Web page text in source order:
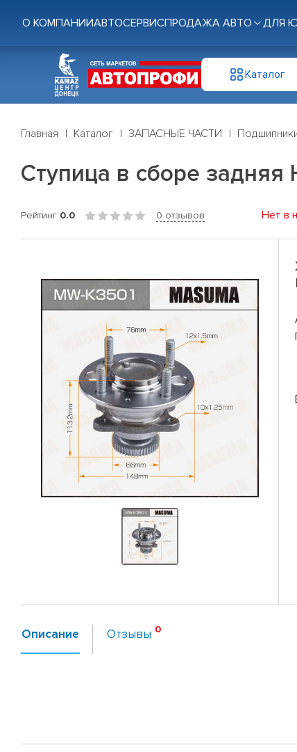
О КОМПАНИИАВТОСЕРВИСПРОДАЖА АВТО ДЛЯ
Каталог
Главная Каталог ЗАПАСНЫЕ ЧАСТИ
Ступица в сборе задняя
Рейтинг 0.0 0 отзывов Нет в
Описание Отзывы